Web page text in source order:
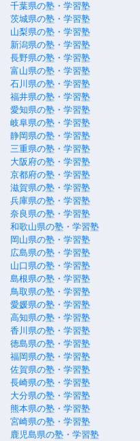
千葉県の塾・学習塾
茨城県の塾・学習塾
山梨県の塾・学習塾
新潟県の塾・学習塾
長野県の塾・学習塾
富山県の塾・学習塾
石川県の塾・学習塾
福井県の塾・学習塾
愛知県の塾・学習塾
岐阜県の塾・学習塾
静岡県の塾・学習塾
三重県の塾・学習塾
大阪府の塾・学習塾
京都府の塾・学習塾
滋賀県の塾・学習塾
兵庫県の塾・学習塾
奈良県の塾・学習塾
和歌山県の塾・学習塾
岡山県の塾・学習塾
広島県の塾・学習塾
山口県の塾・学習塾
島根県の塾・学習塾
鳥取県の塾・学習塾
愛媛県の塾・学習塾
高知県の塾・学習塾
香川県の塾・学習塾
徳島県の塾・学習塾
福岡県の塾・学習塾
佐賀県の塾・学習塾
長崎県の塾・学習塾
大分県の塾・学習塾
熊本県の塾・学習塾
宮崎県の塾・学習塾
鹿児島県の塾・学習塾